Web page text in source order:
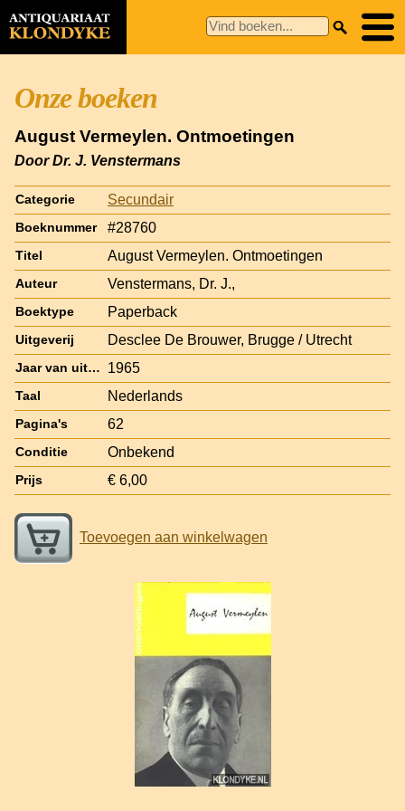
Onze boeken
August Vermeylen. Ontmoetingen
Door Dr. J. Venstermans
Categorie Secundair
Boeknummer #28760
Titel August Vermeylen. Ontmoetingen
Auteur Venstermans, Dr. J.,
Boektype Paperback
Uitgeverij Desclee De Brouwer, Brugge / Utrecht
Jaar van uitgave 1965
Taal Nederlands
Pagina's 62
Conditie Onbekend
Prijs € 6,00
Toevoegen aan winkelwagen